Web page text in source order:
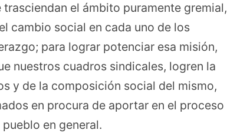
el ámbito puramente gremial,
cambio social en cada uno de los
para lograr potenciar esa misión,
nuestros cuadros sindicales, logren la
y de la composición social del mismo,
en procura de aportar en el proceso
en general.